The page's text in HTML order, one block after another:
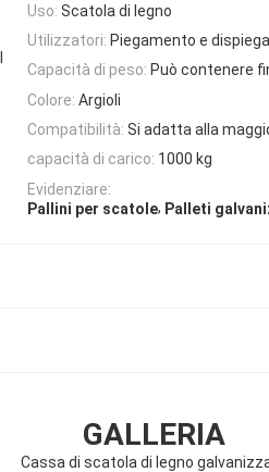
Uso: Scatola di legno
Utilizzatori: Piegamento e
Capacità di peso: Può contenere
Colore: Argioli
Compatibilità: Si adatta alla
capacità di carico: 1000 kg
Evidenziare:
Pallini per scatole, Palleti
GALLERIA
Cassa di scatola di legno